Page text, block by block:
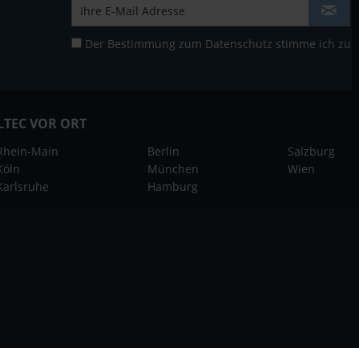
Der Bestimmung zum Datenschutz stimme ich zu
VOR ORT
Main
Berlin
München
Hamburg
Salzburg
Wien